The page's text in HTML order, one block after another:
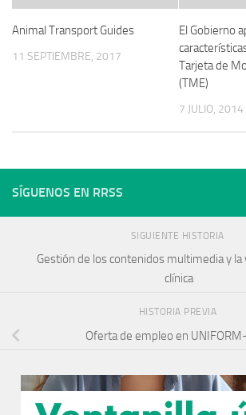
Animal Transport Guides
11 SEPTIEMBRE, 2017
El Gobierno
Tarjeta de
(TME)
7 JULIO, 2014
SÍGUENOS EN RRSS
SIGUIENTE HISTORIA
Gestión de los contenidos multimedia y
clínica
HISTORIA PREVIA
Oferta de empleo en